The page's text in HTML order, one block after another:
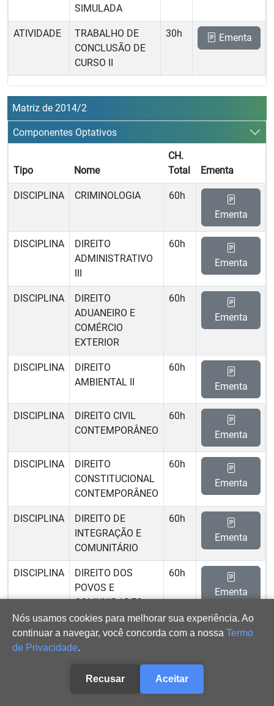
SIMULADA
ATIVIDADE
TRABALHO DE
CONCLUSÃO DE
CURSO II
30h Ementa
Matriz de 2014/2
Componentes Optativos
Tipo Nome
CH.
Total
Ementa
DISCIPLINA CRIMINOLOGIA
60h
Ementa
DISCIPLINA
DIREITO
ADMINISTRATIVO
III
60h
Ementa
DISCIPLINA
DIREITO
ADUANEIRO E
COMÉRCIO
EXTERIOR
60h
Ementa
DISCIPLINA
DIREITO
AMBIENTAL II
60h
Ementa
DISCIPLINA
DIREITO CIVIL
CONTEMPORÂNEO
60h
Ementa
DISCIPLINA
DIREITO
CONSTITUCIONAL
CONTEMPORÂNEO
60h
Ementa
DISCIPLINA
DIREITO DE
INTEGRAÇÃO E
COMUNITÁRIO
60h
Ementa
DISCIPLINA
DIREITO DOS
POVOS E
COMUNIDADES
TRADICIONAIS
60h
Ementa
DISCIPLINA
DIREITO DO
60h
Nós usamos cookies para melhorar sua experiência. Ao
continuar a navegar, você concorda com a nossa Termo
de Privacidade.
Recusar Aceitar